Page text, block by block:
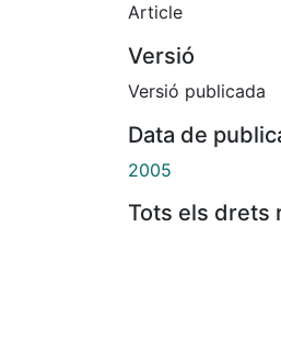
Article
Versió
Versió publicada
Data de
2005
Tots els drets